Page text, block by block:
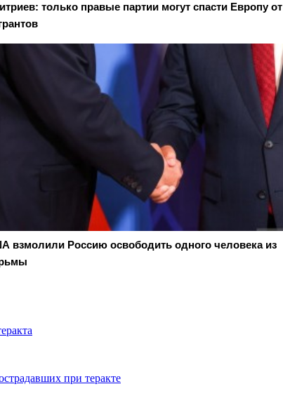
только правые партии могут спасти Европу от
взмолили Россию освободить одного человека из
при теракте